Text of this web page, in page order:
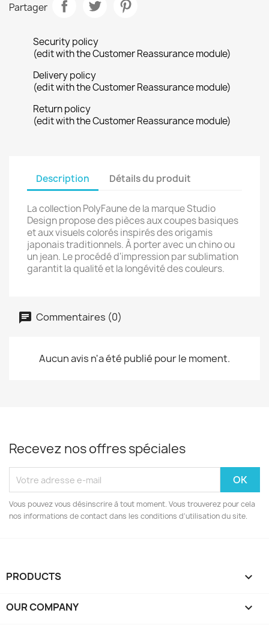
Partager
Security policy
(edit with the Customer Reassurance module)
Delivery policy
(edit with the Customer Reassurance module)
Return policy
(edit with the Customer Reassurance module)
Description Détails du produit
La collection PolyFaune de la marque Studio
Design propose des pièces aux coupes basiques
et aux visuels colorés inspirés des origamis
japonais traditionnels. À porter avec un chino ou
un jean. Le procédé d'impression par sublimation
garantit la qualité et la longévité des couleurs.
Commentaires (0)
Aucun avis n'a été publié pour le moment.
Recevez nos offres spéciales
Vous pouvez vous désinscrire à tout moment. Vous trouverez pour cela
nos informations de contact dans les conditions d'utilisation du site.
PRODUCTS 
OUR COMPANY 